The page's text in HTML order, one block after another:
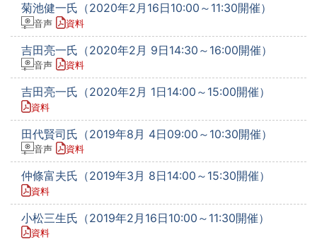
菊池健一氏（2020年2月16日10:00～11:30開催）
音声 資料
吉田亮一氏（2020年2月 9日14:30～16:00開催）
音声 資料
吉田亮一氏（2020年2月 1日14:00～15:00開催）
資料
田代賢司氏（2019年8月 4日09:00～10:30開催）
音声 資料
仲條富夫氏（2019年3月 8日14:00～15:30開催）
資料
小松三生氏（2019年2月16日10:00～11:30開催）
資料